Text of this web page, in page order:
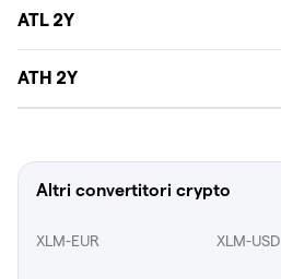
ATL 2Y
ATH 2Y
Altri convertitori crypto
XLM-EUR XLM-USD